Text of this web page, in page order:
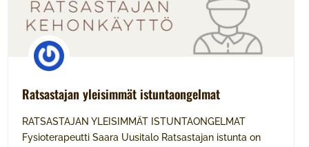
Ratsastajan yleisimmät istuntaongelmat
RATSASTAJAN YLEISIMMÄT ISTUNTAONGELMAT
Fysioterapeutti Saara Uusitalo Ratsastajan istunta on